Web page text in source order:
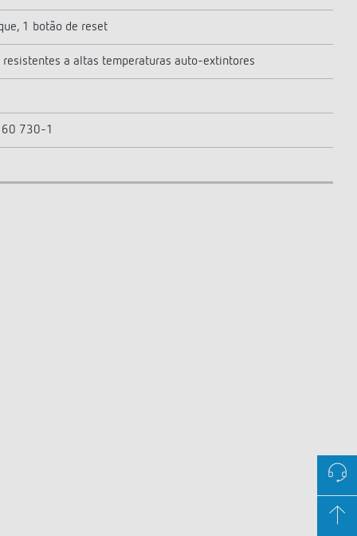
1 botão de reset
resistentes a altas temperaturas auto-extintores
60 730-1